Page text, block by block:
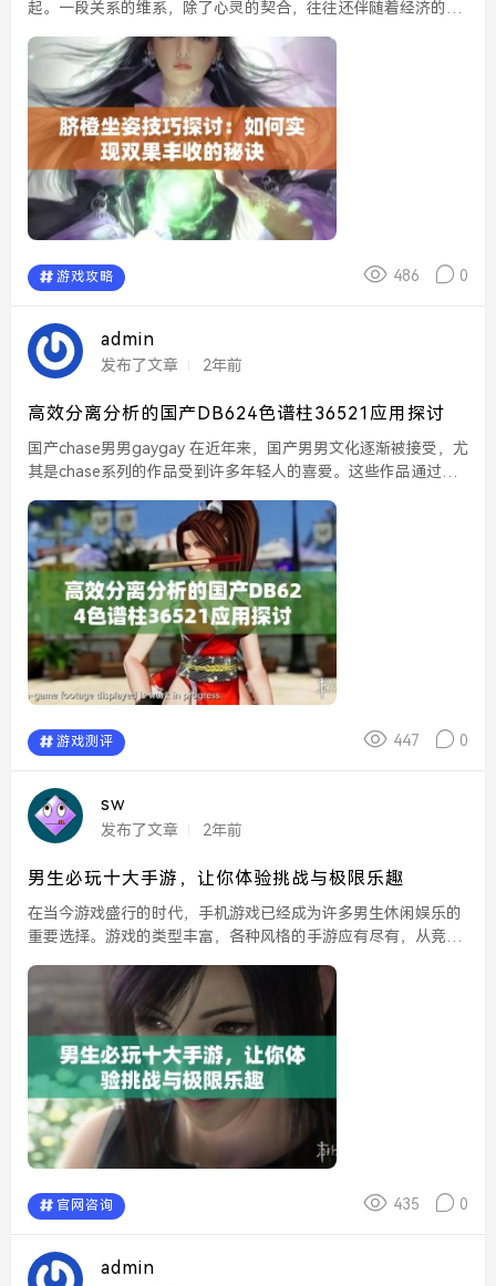
起。一段关系的维系，除了心灵的契合，往往还伴随着经济的支
任体现。随着时间的推移，这份情感在金钱的压力下...
游戏攻略 486 0
admin
发布了文章 2年前
高效分离分析的国产DB624色谱柱36521应用探讨
国产chase男男gaygay 在近年来，国产男男文化逐渐被接受，尤
其是chase系列的作品受到许多年轻人的喜爱。这些作品通过丰
轻松幽默的日常情节还是深刻的情...
游戏测评 447 0
sw
发布了文章 2年前
男生必玩十大手游，让你体验挑战与极限乐趣
在当今游戏盛行的时代，手机游戏已经成为许多男生休闲娱乐的
重要选择。游戏的类型丰富，各种风格的手游应有尽有，从竞技
文将为大家推荐十大男生必玩的手游，让你在挑战与极限的乐
趣...
官网咨询 435 0
admin